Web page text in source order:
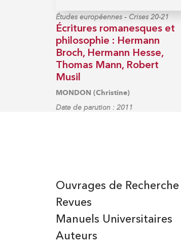
Études européennes- Crises 20-21
Écritures romanesques et
philosophie : Hermann
Broch, Hermann Hesse,
Thomas Mann, Robert
Musil
MONDON (Christine)
Date de parution : 2011
Auteurs
Manuels Universitaires
Ouvrages de Recherche
Revues